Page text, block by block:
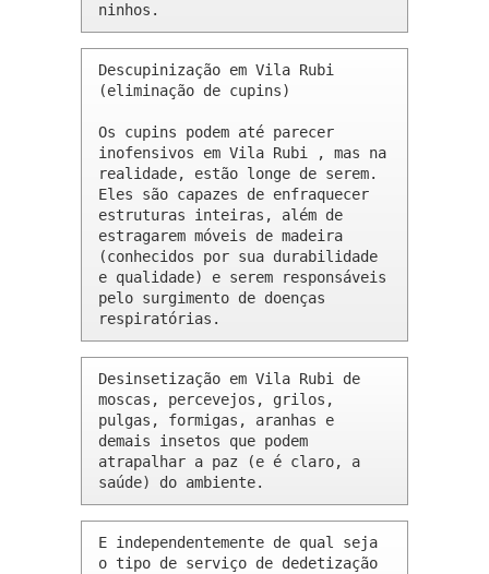
ninhos.
Descupinização em Vila Rubi
(eliminação de cupins)
Os cupins podem até parecer
inofensivos em Vila Rubi , mas na
realidade, estão longe de serem.
Eles são capazes de enfraquecer
estruturas inteiras, além de
estragarem móveis de madeira
(conhecidos por sua durabilidade
e qualidade) e serem responsáveis
pelo surgimento de doenças
respiratórias.
Desinsetização em Vila Rubi de
moscas, percevejos, grilos,
pulgas, formigas, aranhas e
demais insetos que podem
atrapalhar a paz (e é claro, a
saúde) do ambiente.
E independentemente de qual seja
o tipo de serviço de dedetização